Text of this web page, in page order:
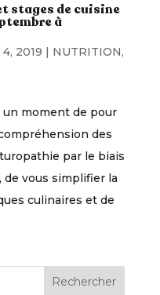
stages de cuisine
à
2019 NUTRITION,
moment de pour
des
par le biais
vous simplifier la
culinaires et de
Rechercher